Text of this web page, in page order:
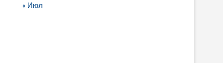
« Июл